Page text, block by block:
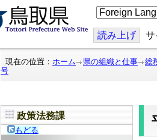
こ
の
ジ
を
翻
読み上げ サ
現在の位置： ホーム 県の組織と仕事 総
号
政策法務課
もどる